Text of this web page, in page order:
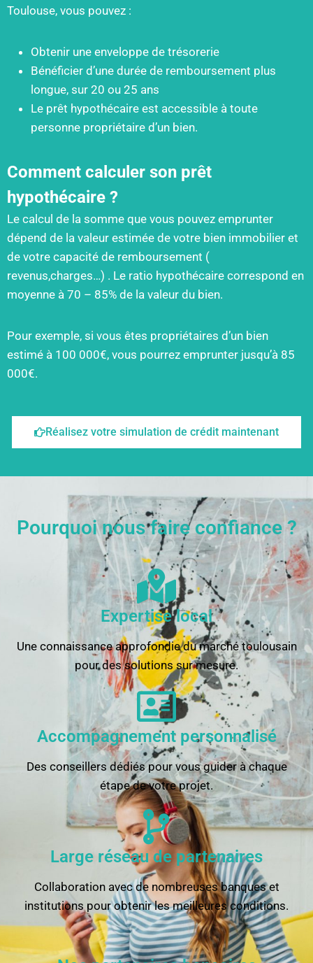
Toulouse, vous pouvez :
Obtenir une enveloppe de trésorerie
Bénéficier d’une durée de remboursement plus
longue, sur 20 ou 25 ans
Le prêt hypothécaire est accessible à toute
personne propriétaire d’un bien.
Comment calculer son prêt
hypothécaire ?
Le calcul de la somme que vous pouvez emprunter
dépend de la valeur estimée de votre bien immobilier et
de votre capacité de remboursement (
revenus,charges…) . Le ratio hypothécaire correspond en
moyenne à 70 – 85% de la valeur du bien.
Pour exemple, si vous êtes propriétaires d’un bien
estimé à 100 000€, vous pourrez emprunter jusqu’à 85
000€.
Réalisez votre simulation de crédit maintenant
Pourquoi nous faire confiance ?
Expertise local
Une connaissance approfondie du marché toulousain
pour des solutions sur mesure.​
Accompagnement personnalisé
Des conseillers dédiés pour vous guider à chaque
étape de votre projet.
Large réseau de partenaires
Collaboration avec de nombreuses banques et
institutions pour obtenir les meilleures conditions.